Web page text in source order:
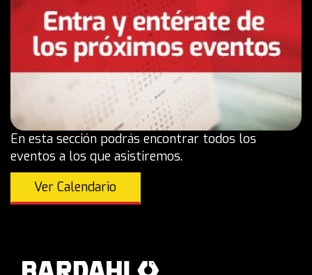
En esta sección podrás encontrar todos los
eventos a los que asistiremos.
Ver Calendario